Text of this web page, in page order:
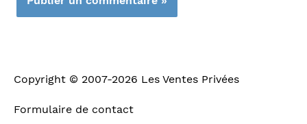
Copyright © 2007-2026 Les Ventes Privées
Formulaire de contact